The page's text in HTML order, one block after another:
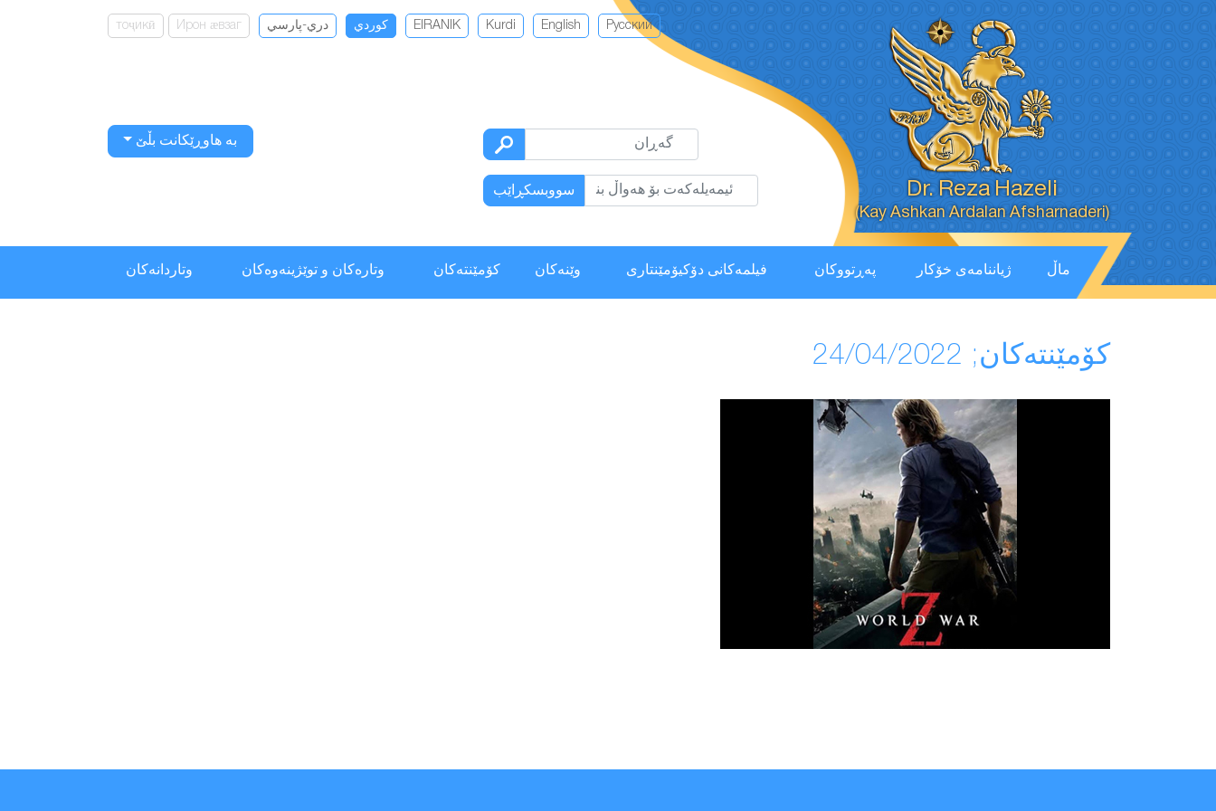
Dr. Reza Hazeli
(Kay Ashkan Ardalan Afsharnaderi)
Русский
English
Kurdi
EIRANIK كوردي دري-پارسي Ирон ӕвзаг
тоҷикӣ
سووبسكڕاێب
بە هاوڕێکانت بڵێ
ماڵ ژیاننامەی خۆکار پەڕتووكان فیلمەكانی دۆکیۆمێنتاری وێنەکان كۆمێنتەكان وتارەکان و توێژینەوەکان وتاردانەكان
كۆمێنتەكان; 24/04/2022